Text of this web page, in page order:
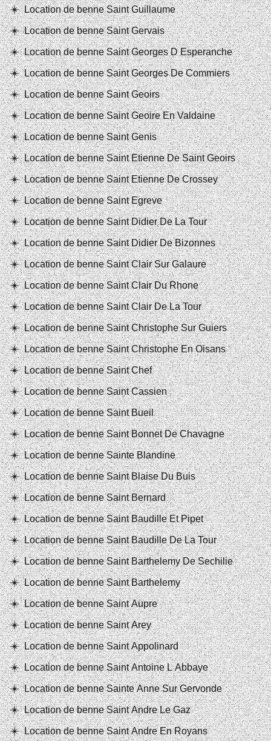
Location de benne Saint Guillaume
Location de benne Saint Gervais
Location de benne Saint Georges D Esperanche
Location de benne Saint Georges De Commiers
Location de benne Saint Geoirs
Location de benne Saint Geoire En Valdaine
Location de benne Saint Genis
Location de benne Saint Etienne De Saint Geoirs
Location de benne Saint Etienne De Crossey
Location de benne Saint Egreve
Location de benne Saint Didier De La Tour
Location de benne Saint Didier De Bizonnes
Location de benne Saint Clair Sur Galaure
Location de benne Saint Clair Du Rhone
Location de benne Saint Clair De La Tour
Location de benne Saint Christophe Sur Guiers
Location de benne Saint Christophe En Oisans
Location de benne Saint Chef
Location de benne Saint Cassien
Location de benne Saint Bueil
Location de benne Saint Bonnet De Chavagne
Location de benne Sainte Blandine
Location de benne Saint Blaise Du Buis
Location de benne Saint Bernard
Location de benne Saint Baudille Et Pipet
Location de benne Saint Baudille De La Tour
Location de benne Saint Barthelemy De Sechilie
Location de benne Saint Barthelemy
Location de benne Saint Aupre
Location de benne Saint Arey
Location de benne Saint Appolinard
Location de benne Saint Antoine L Abbaye
Location de benne Sainte Anne Sur Gervonde
Location de benne Saint Andre Le Gaz
Location de benne Saint Andre En Royans